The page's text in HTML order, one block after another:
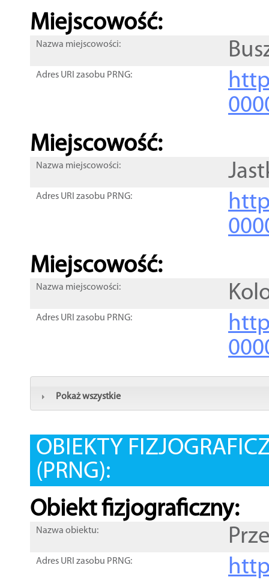
Miejscowość:
Nazwa miejscowości:
Adres URI zasobu PRNG:
Miejscowość:
Nazwa miejscowości:
Adres URI zasobu PRNG:
Miejscowość:
Nazwa miejscowości:
Adres URI zasobu PRNG:
Pokaż wszystkie
OBIEKTY
(PRNG):
Obiekt fizjograficzny:
Nazwa obiektu:
Adres URI zasobu PRNG: